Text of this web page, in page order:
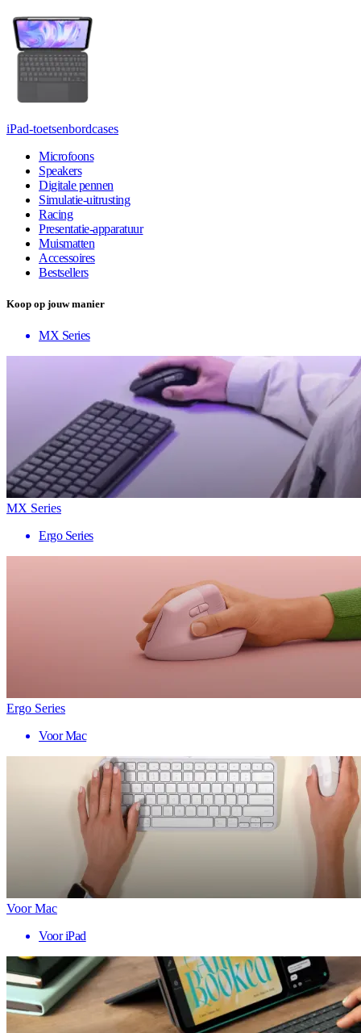
iPad-toetsenbordcases
Microfoons
Speakers
Digitale pennen
Simulatie-uitrusting
Racing
Presentatie-apparatuur
Muismatten
Accessoires
Bestsellers
Koop op jouw manier
MX Series
MX Series
Ergo Series
Ergo Series
Voor Mac
Voor Mac
Voor iPad